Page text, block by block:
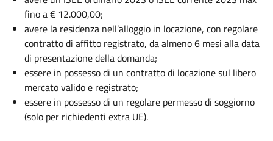
fino a € 12.000,00;
avere la residenza nell’alloggio in locazione, con regolare
contratto di affitto registrato, da almeno 6 mesi alla data
di presentazione della domanda;
essere in possesso di un contratto di locazione sul libero
mercato valido e registrato;
essere in possesso di un regolare permesso di soggiorno
(solo per richiedenti extra UE).